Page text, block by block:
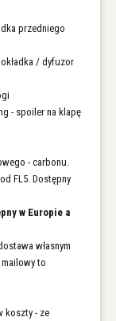
przedniego
/ dyfuzor
- spoiler na klapę
- carbonu.
FL5. Dostępny
w Europie a
własnym
to
koszty - ze